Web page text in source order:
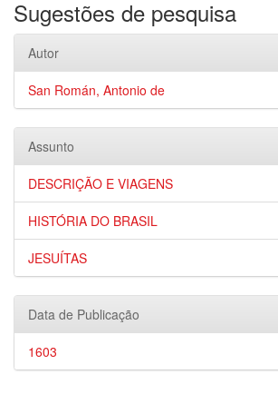
Sugestões de pesquisa
Autor
San Román, Antonio de
Assunto
DESCRIÇÃO E VIAGENS
HISTÓRIA DO BRASIL
JESUÍTAS
Data de Publicação
1603